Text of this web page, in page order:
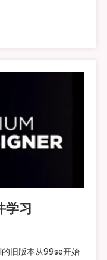
学习
旧版本从99se开始